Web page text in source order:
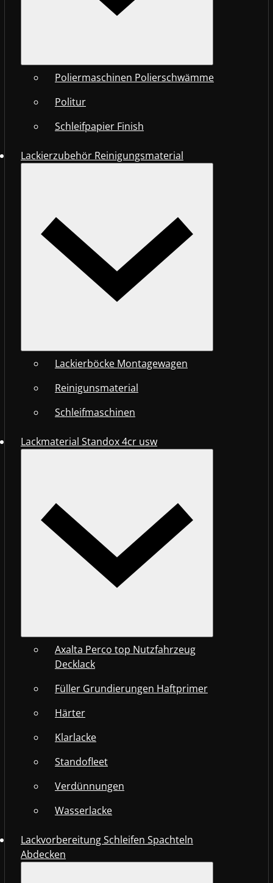
Poliermaschinen Polierschwämme
Politur
Schleifpapier Finish
Lackierzubehör Reinigungsmaterial
Lackierböcke Montagewagen
Reinigunsmaterial
Schleifmaschinen
Lackmaterial Standox 4cr usw
Axalta Perco top Nutzfahrzeug
Decklack
Füller Grundierungen Haftprimer
Härter
Klarlacke
Standofleet
Verdünnungen
Wasserlacke
Lackvorbereitung Schleifen Spachteln
Abdecken